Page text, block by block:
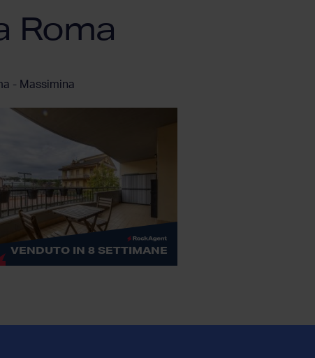
Roma
- Massimina
VENDUTO IN 8 SETTIMANE